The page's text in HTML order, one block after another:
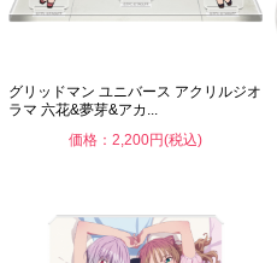
グリッドマン ユニバース アクリルジオ
ラマ 六花&夢芽&アカ...
価格：2,200円(税込)